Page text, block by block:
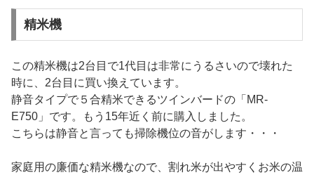
精米機
この精米機は2台目で1代目は非常にうるさいので壊れた
時に、2台目に買い換えています。
静音タイプで５合精米できるツインバードの「MR-
E750」です。もう15年近く前に購入しました。
こちらは静音と言っても掃除機位の音がします・・・
家庭用の廉価な精米機なので、割れ米が出やすくお米の温